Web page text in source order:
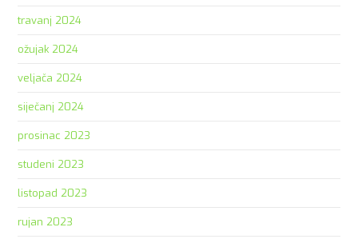
travanj 2024
ožujak 2024
veljača 2024
siječanj 2024
prosinac 2023
studeni 2023
listopad 2023
rujan 2023